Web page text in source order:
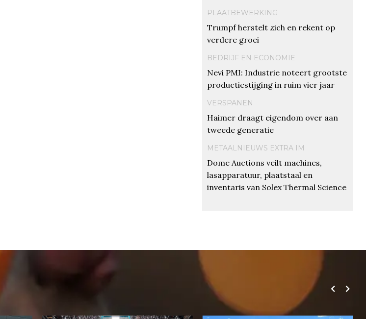
PLAATBEWERKING
Trumpf herstelt zich en rekent op
verdere groei
BEDRIJF EN ECONOMIE
Nevi PMI: Industrie noteert grootste
productiestijging in ruim vier jaar
VERSPANEN
Haimer draagt eigendom over aan
tweede generatie
METAALNIEUWS EXTRA IM
Dome Auctions veilt machines,
lasapparatuur, plaatstaal en
inventaris van Solex Thermal Science